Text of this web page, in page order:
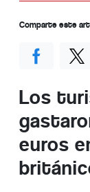
Los
euros
Comparte este